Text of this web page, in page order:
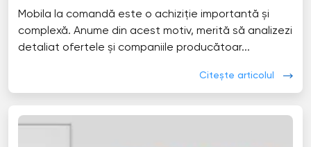
Mobila la comandă este o achiziție importantă și
complexă. Anume din acest motiv, merită să analizezi
detaliat ofertele și companiile producătoar...
Citește articolul